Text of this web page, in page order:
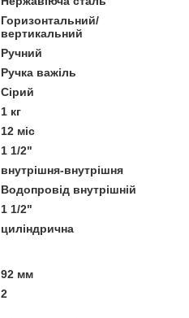
Горизонтальний/
вертикальний
Ручний
Ручка важіль
Сірий
1 кг
12 міс
1 1/2"
внутрішня-внутрішня
Водопровід внутрішній
1 1/2"
циліндрична
92 мм
2